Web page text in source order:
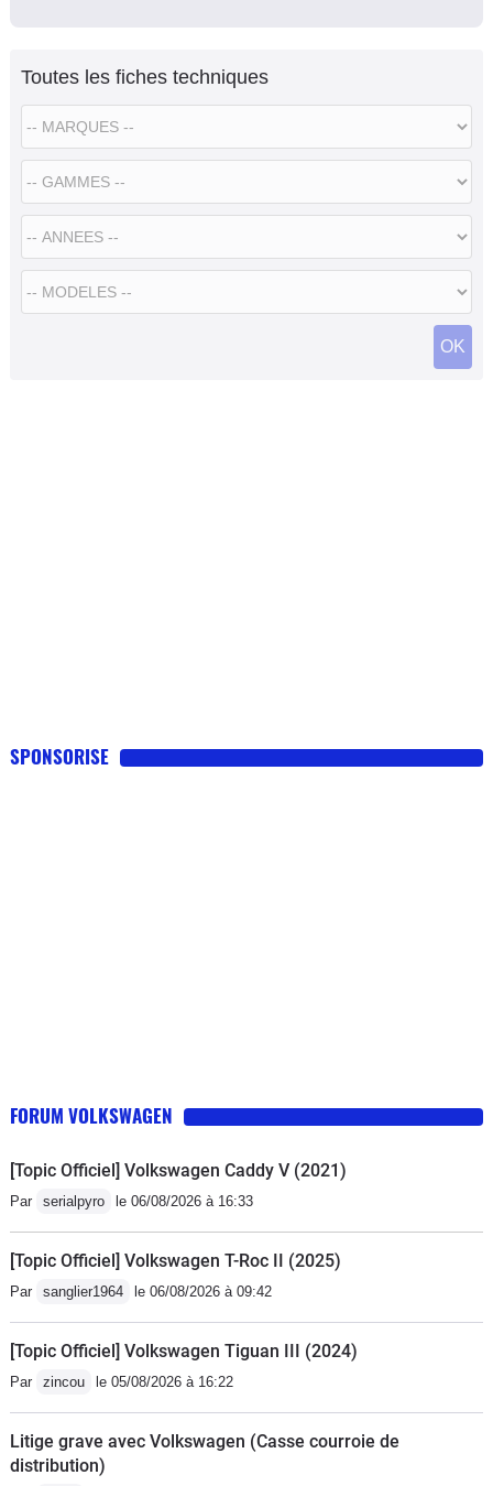
Toutes les fiches techniques
SPONSORISE
FORUM VOLKSWAGEN
[Topic Officiel] Volkswagen Caddy V (2021)
Par serialpyro le 06/08/2026 à 16:33
[Topic Officiel] Volkswagen T-Roc II (2025)
Par sanglier1964 le 06/08/2026 à 09:42
[Topic Officiel] Volkswagen Tiguan III (2024)
Par zincou le 05/08/2026 à 16:22
Litige grave avec Volkswagen (Casse courroie de
distribution)